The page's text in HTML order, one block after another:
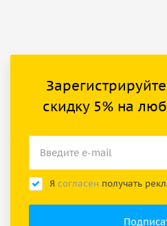
скидку 5% на
Я согласен получать